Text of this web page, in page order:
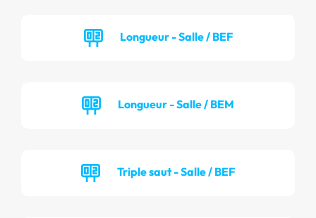
Longueur - Salle / BEF
Longueur - Salle / BEM
Triple saut - Salle / BEF